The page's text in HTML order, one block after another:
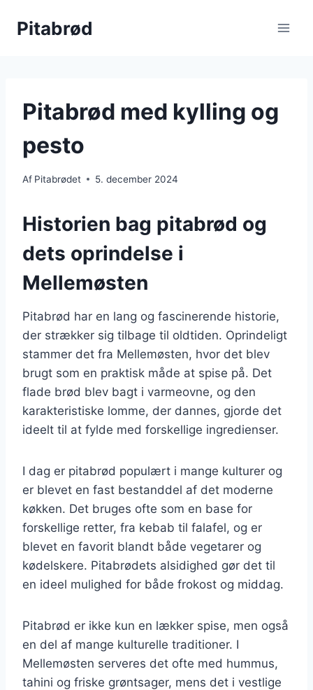
Pitabrød
Pitabrød med kylling og
pesto
Af Pitabrødet 5. december 2024
Historien bag pitabrød og
dets oprindelse i
Mellemøsten
Pitabrød har en lang og fascinerende historie,
der strækker sig tilbage til oldtiden. Oprindeligt
stammer det fra Mellemøsten, hvor det blev
brugt som en praktisk måde at spise på. Det
flade brød blev bagt i varmeovne, og den
karakteristiske lomme, der dannes, gjorde det
ideelt til at fylde med forskellige ingredienser.
I dag er pitabrød populært i mange kulturer og
er blevet en fast bestanddel af det moderne
køkken. Det bruges ofte som en base for
forskellige retter, fra kebab til falafel, og er
blevet en favorit blandt både vegetarer og
kødelskere. Pitabrødets alsidighed gør det til
en ideel mulighed for både frokost og middag.
Pitabrød er ikke kun en lækker spise, men også
en del af mange kulturelle traditioner. I
Mellemøsten serveres det ofte med hummus,
tahini og friske grøntsager, mens det i vestlige